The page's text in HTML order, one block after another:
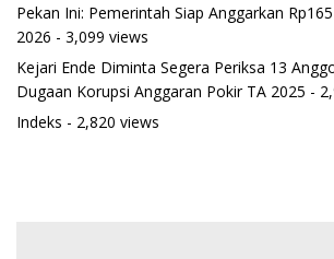
Pekan Ini: Pemerintah Siap Anggarkan
2026 - 3,099 views
Kejari Ende Diminta Segera Periksa 13
Dugaan Korupsi Anggaran Pokir TA 2025 -
Indeks - 2,820 views